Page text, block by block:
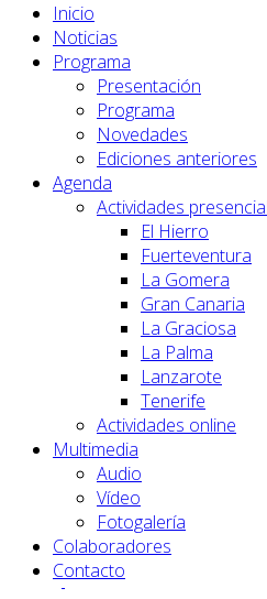
Inicio
Noticias
Programa
Presentación
Programa
Novedades
Ediciones anteriores
Agenda
Actividades
El Hierro
Fuerteventura
La Gomera
Gran Canaria
La Graciosa
La Palma
Lanzarote
Tenerife
Actividades online
Multimedia
Audio
Vídeo
Fotogalería
Colaboradores
Contacto